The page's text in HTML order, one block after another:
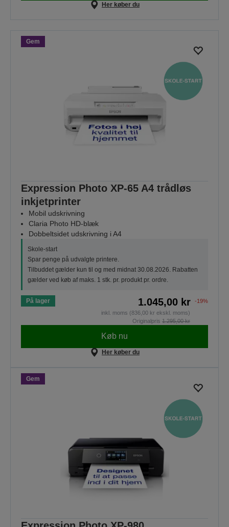
Her køber du
Gem
Expression Photo XP-65 A4 trådløs
inkjetprinter
Mobil udskrivning
Claria Photo HD-blæk
Dobbeltsidet udskrivning i A4
Skole-start
Spar penge på udvalgte printere.
Tilbuddet gælder kun til og med midnat 30.08.2026. Rabatten
gælder ved køb af maks. 1 stk. pr. produkt pr. ordre.
På lager 1.045,00 kr
-19%
inkl. moms (836,00 kr ekskl. moms)
Originalpris 1.295,00 kr
Køb nu
Her køber du
Gem